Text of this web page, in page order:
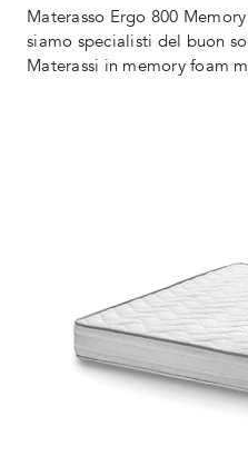
Materasso Ergo 800
siamo specialisti del buon
Materassi in memory foam